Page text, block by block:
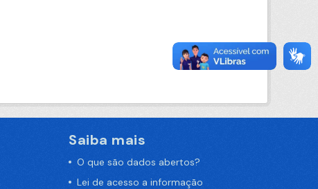
Saiba mais
O que são dados abertos?
Lei de acesso a informação